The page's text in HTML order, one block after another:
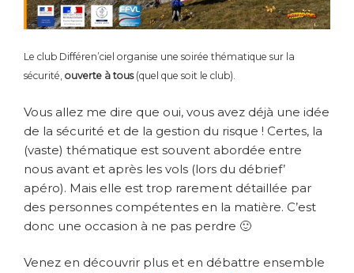
Le club Différen’ciel organise une soirée thématique sur la
sécurité, ouverte à tous(quel que soit le club).
Vous allez me dire que oui, vous avez déjà une idée
de la sécurité et de la gestion du risque ! Certes, la
(vaste) thématique est souvent abordée entre
nous avant et après les vols (lors du débrief’
apéro). Mais elle est trop rarement détaillée par
des personnes compétentes en la matière. C’est
donc une occasion à ne pas perdre 🙂
Venez en découvrir plus et en débattre ensemble